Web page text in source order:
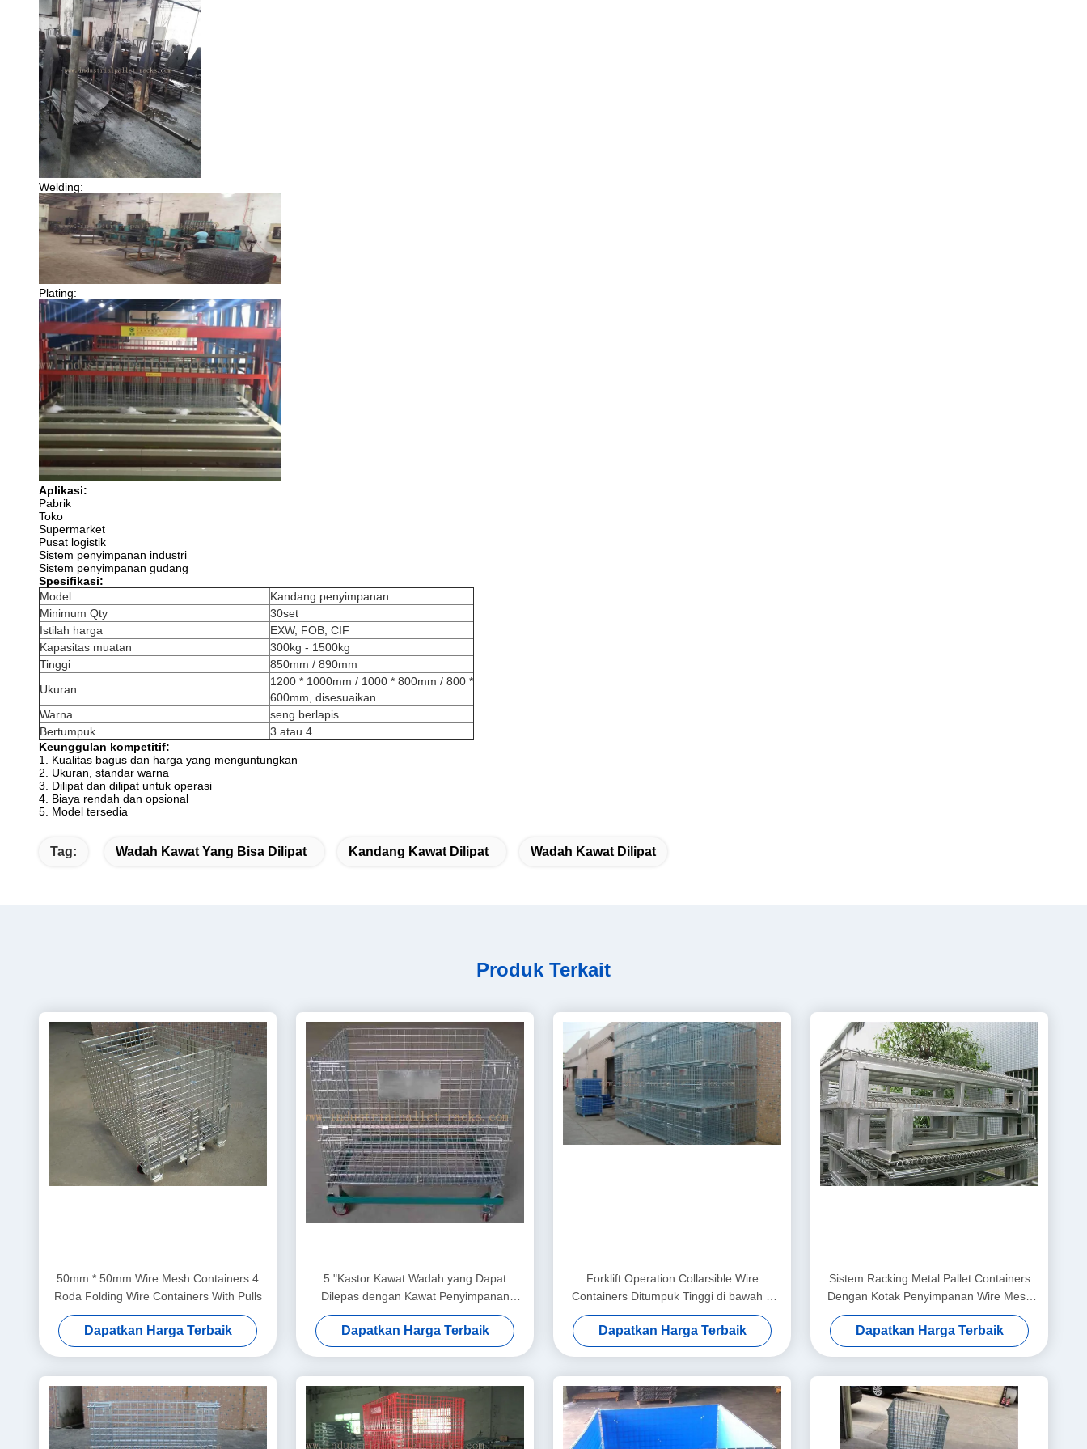
Welding:
Plating:
Aplikasi:
Pabrik
Toko
Supermarket
Pusat logistik
Sistem penyimpanan industri
Sistem penyimpanan gudang
Spesifikasi:
Model
Kandang penyimpanan
Minimum Qty
30set
Istilah harga
EXW, FOB, CIF
Kapasitas muatan
300kg - 1500kg
Tinggi
850mm / 890mm
Ukuran
1200 * 1000mm / 1000 * 800mm / 800 *
600mm, disesuaikan
Warna
seng berlapis
Bertumpuk
3 atau 4
Keunggulan kompetitif:
1. Kualitas bagus dan harga yang menguntungkan
2. Ukuran, standar warna
3. Dilipat dan dilipat untuk operasi
4. Biaya rendah dan opsional
5. Model tersedia
Tag: Wadah Kawat Yang Bisa Dilipat Kandang Kawat Dilipat Wadah Kawat Dilipat
Produk Terkait
50mm * 50mm Wire Mesh Containers 4
Roda Folding Wire Containers With Pulls
Dapatkan Harga Terbaik
5 "Kastor Kawat Wadah yang Dapat
Dilepas dengan Kawat Penyimpanan
Dengan Mobil Trolley
Dapatkan Harga Terbaik
Forklift Operation Collarsible Wire
Containers Ditumpuk Tinggi di bawah 4
Meter
Dapatkan Harga Terbaik
Sistem Racking Metal Pallet Containers
Dengan Kotak Penyimpanan Wire Mesh
47 "* 39 '
Dapatkan Harga Terbaik